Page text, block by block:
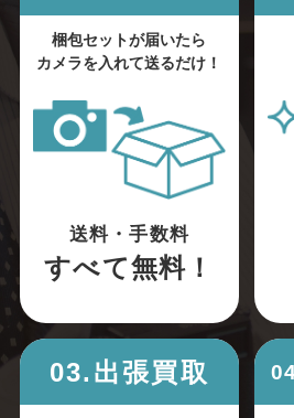
梱包セットが届いたら
カメラを入れて送るだけ！
送料・手数料
すべて無料！
03.出張買取